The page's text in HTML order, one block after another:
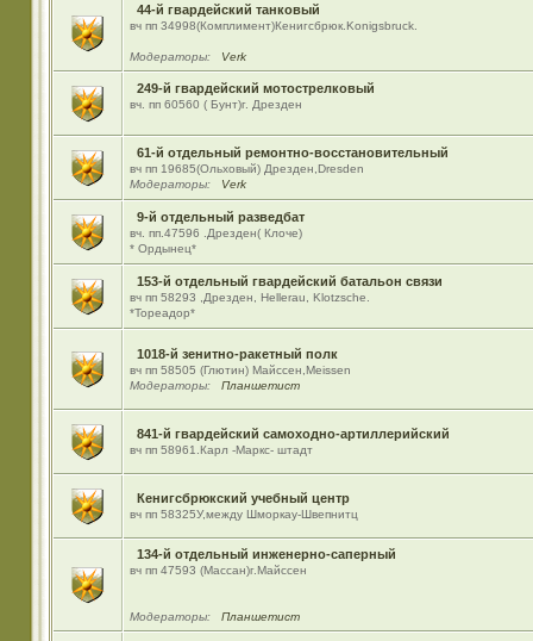
44-й гвардейский танковый
вч пп 34998(Комплимент)Кенигсбрюк.Konigsbruck.
Модераторы: Verk
249-й гвардейский мотострелковый
вч. пп 60560 ( Бунт)г. Дрезден
61-й отдельный ремонтно-восстановительный
вч пп 19685(Ольховый) Дрезден,Dresden
Модераторы:
Verk
9-й отдельный разведбат
вч. пп.47596 .Дрезден( Клоче)
* Ордынец*
153-й отдельный гвардейский батальон связи
вч пп 58293 ,Дрезден, Hellerau, Klotzsche.
*Тореадор*
1018-й зенитно-ракетный полк
вч пп 58505 (Глютин) Майсcен,Meissen
Модераторы:
Планшетист
841-й гвардейский самоходно-артиллерийский
вч пп 58961.Карл -Маркс- штадт
Кенигсбрюкский учебный центр
вч пп 58325У,между Шморкау-Швепнитц
134-й отдельный инженерно-саперный
вч пп 47593 (Массан)г.Майссен
Модераторы: Планшетист